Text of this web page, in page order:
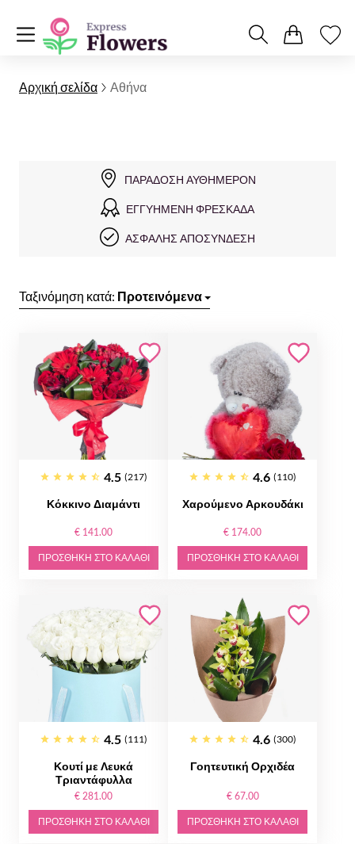
Αρχική σελίδα Αθήνα
ΠΑΡΆΔΟΣΗ ΑΥΘΗΜΕΡΌΝ
ΕΓΓΥΗΜΈΝΗ ΦΡΕΣΚΆΔΑ
ΑΣΦΑΛΉΣ ΑΠΟΣΎΝΔΕΣΗ
Ταξινόμηση κατά: Προτεινόμενα
4.5 (217)
Κόκκινο Διαμάντι
€ 141.00
ΠΡΟΣΘΉΚΗ ΣΤΟ ΚΑΛΆΘΙ
4.6 (110)
Χαρούμενο Αρκουδάκι
€ 174.00
ΠΡΟΣΘΉΚΗ ΣΤΟ ΚΑΛΆΘΙ
4.5 (111)
Κουτί με Λευκά
Τριαντάφυλλα
€ 281.00
ΠΡΟΣΘΉΚΗ ΣΤΟ ΚΑΛΆΘΙ
4.6 (300)
Γοητευτική Ορχιδέα
€ 67.00
ΠΡΟΣΘΉΚΗ ΣΤΟ ΚΑΛΆΘΙ